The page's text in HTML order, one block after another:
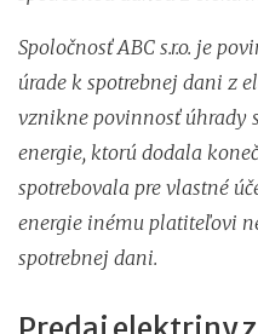
Spoločnosť ABC s.r.o. je
úrade k spotrebnej dani z
vznikne povinnosť úhrady
energie, ktorú dodala
spotrebovala pre vlastné
energie inému platiteľovi
spotrebnej dani.